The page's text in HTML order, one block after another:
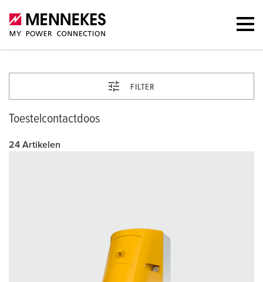
FILTER
Toestelcontactdoos
24 Artikelen